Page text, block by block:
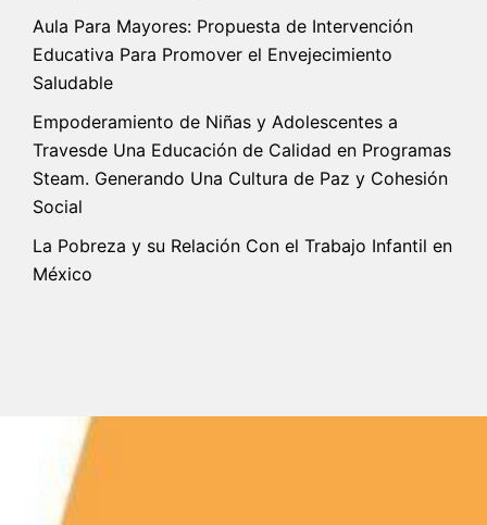
Aula Para Mayores: Propuesta de Intervención
Educativa Para Promover el Envejecimiento
Saludable
Empoderamiento de Niñas y Adolescentes a
Travesde Una Educación de Calidad en Programas
Steam. Generando Una Cultura de Paz y Cohesión
Social
La Pobreza y su Relación Con el Trabajo Infantil en
México